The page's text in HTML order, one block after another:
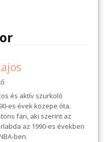
és aktív szurkoló
es évek közepe óta.
fan, aki szerint az
az 1990-es években
ben.